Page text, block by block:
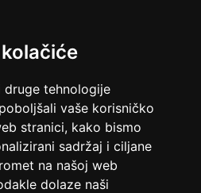
druge tehnologije
vaše korisničko
stranici, kako bismo
sadržaj i ciljane
na našoj web
dolaze naši